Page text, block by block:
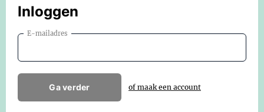
Inloggen
E-mailadres
Ga verder of maak een account